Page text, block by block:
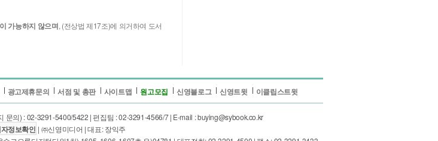
가능하지 않으며, (전상법 제17조)에 의거하여 도서
광고제휴문의 서점 및 총판 사이트맵 원고모집 신영블로그 신영트윗 이클립스트윗
의) : 02-3291-5400/5422 | 편집팀 : 02-3291-4566/7 | E-mail : buying@sybook.co.kr
정보확인 | ㈜신영미디어 | 대표: 장익주